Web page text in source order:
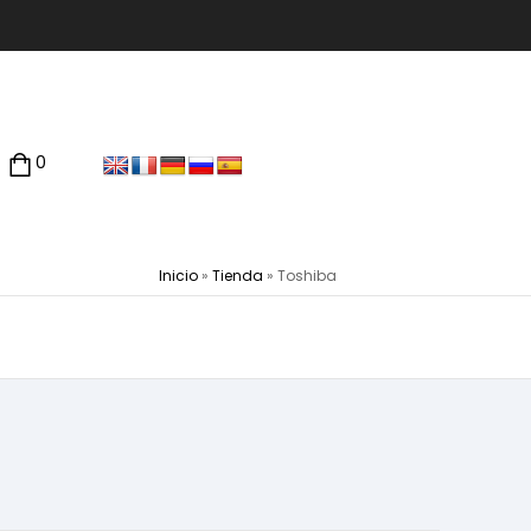
0
Inicio » Tienda » Toshiba